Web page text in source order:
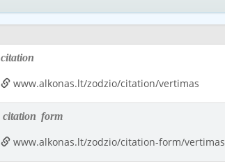
citation
www.alkonas.lt/zodzio/citation/vertimas
citation form
www.alkonas.lt/zodzio/citation-form/vertimas